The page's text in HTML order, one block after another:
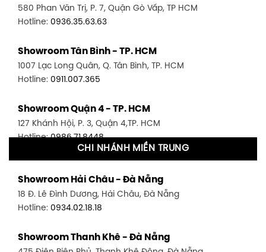
580 Phan Văn Trị, P. 7, Quận Gò Vấp, TP HCM
Hotline: 0936.35.63.63
Showroom Tân Bình - TP. HCM
1007 Lạc Long Quân, Q. Tân Bình, TP. HCM
Hotline: 0911.007.365
Showroom Quận 4 - TP. HCM
127 Khánh Hội, P. 3, Quận 4,TP. HCM
Hotline:0986.71.8448
1411 Đường 3/2, P. 16, Quận 11, TP. HCM
Hotline:0906.256.759
1448 Huỳnh Tấn Phát, Phú Thuận, Quận 7, TP HCM
CHI NHÁNH MIỀN TRUNG
Showroom Hải Châu - Đà Nẵng
18 Đ. Lê Đình Dương, Hải Châu, Đà Nẵng
Hotline: 0934.02.18.18
Showroom Thanh Khê - Đà Nẵng